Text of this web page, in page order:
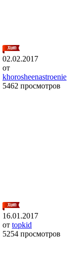
02.02.2017
от
khorosheenastroenie
5462 просмотров
16.01.2017
от topkid
5254 просмотров